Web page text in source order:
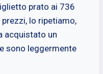
prato ai 736
lo ripetiamo,
acquistato un
sono leggermente